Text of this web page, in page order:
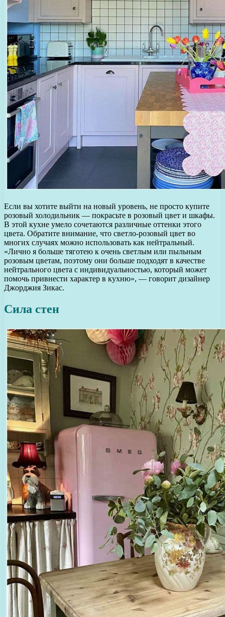
Если вы хотите выйти на новый уровень, не просто купите
розовый холодильник — покрасьте в розовый цвет и шкафы.
В этой кухне умело сочетаются различные оттенки этого
цвета. Обратите внимание, что светло-розовый цвет во
многих случаях можно использовать как нейтральный.
«Лично я больше тяготею к очень светлым или пыльным
розовым цветам, поэтому они больше подходят в качестве
нейтрального цвета с индивидуальностью, который может
помочь привнести характер в кухню», — говорит дизайнер
Джорджия Зикас.
Сила стен